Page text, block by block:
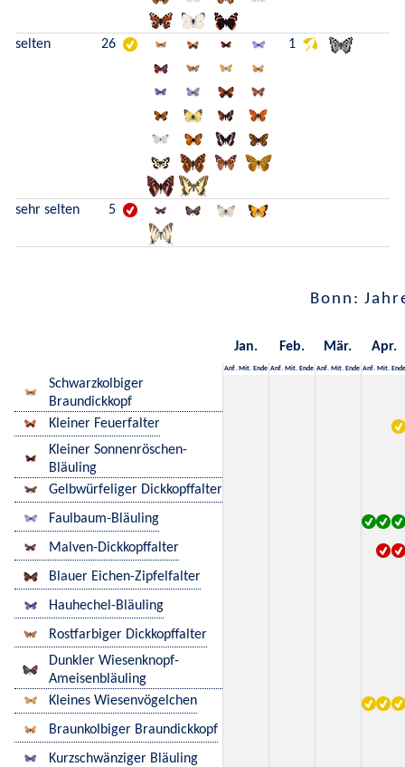
selten 26 1
sehr selten 5
Bonn:
Jan. Feb. Mär. Apr.
Anf. Mit. Ende Anf. Mit. Ende Anf. Mit. Ende Anf. Mit. Ende
Schwarzkolbiger
Braundickkopf
Kleiner Feuerfalter
Kleiner Sonnenröschen-
Bläuling
Gelbwürfeliger Dickkopffalter
Faulbaum-Bläuling
Malven-Dickkopffalter
Blauer Eichen-Zipfelfalter
Hauhechel-Bläuling
Rostfarbiger Dickkopffalter
Dunkler Wiesenknopf-
Ameisenbläuling
Kleines Wiesenvögelchen
Braunkolbiger Braundickkopf
Kurzschwänziger Bläuling